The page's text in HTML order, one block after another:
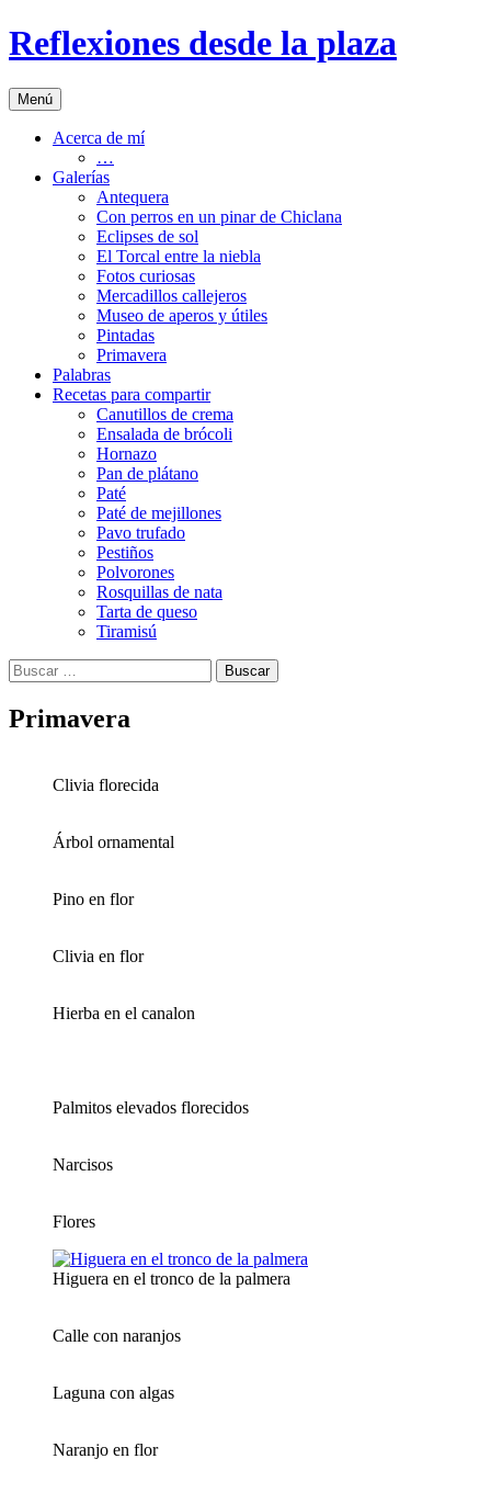
Saltar
al
Reflexiones desde la plaza
Menú
Acerca de mí
…
Galerías
Antequera
Con perros en un pinar de Chiclana
Eclipses de sol
El Torcal entre la niebla
Fotos curiosas
Mercadillos callejeros
Museo de aperos y útiles
Pintadas
Primavera
Palabras
Recetas para compartir
Canutillos de crema
Ensalada de brócoli
Hornazo
Pan de plátano
Paté
Paté de mejillones
Pavo trufado
Pestiños
Polvorones
Rosquillas de nata
Tarta de queso
Tiramisú
Buscar:
Primavera
Clivia florecida
Árbol ornamental
Pino en flor
Clivia en flor
Hierba en el canalon
Palmitos elevados florecidos
Narcisos
Flores
Higuera en el tronco de la palmera
Calle con naranjos
Laguna con algas
Naranjo en flor